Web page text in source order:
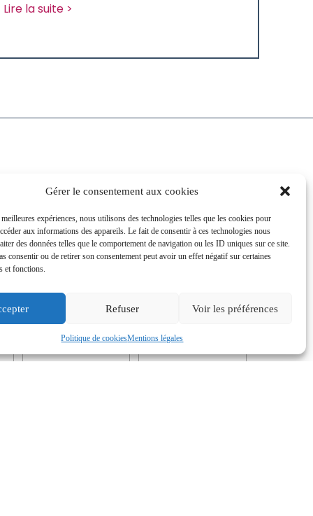
Gérer le consentement aux cookies
expériences, nous utilisons des technologies telles que les cookies pour
aux informations des appareils. Le fait de consentir à ces technologies nous
des données telles que le comportement de navigation ou les ID uniques sur ce site.
consentir ou de retirer son consentement peut avoir un effet négatif sur certaines
et fonctions.
Refuser Voir les préférences
Politique de cookiesMentions légales
Lire la suite >